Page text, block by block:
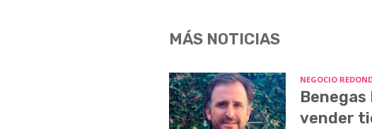
MÁS NOTICIAS
NEGOCIO
vender